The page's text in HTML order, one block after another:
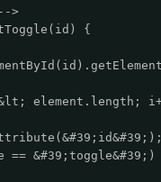
>
{
element.length;
&#39;toggle&#39;)